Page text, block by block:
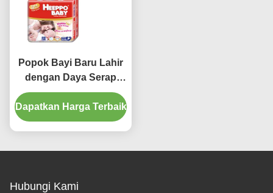
Popok Bayi Baru Lahir
dengan Daya Serap
Tinggi A Grade Magic
Tape Popok Sekali
Pakai
Dapatkan Harga Terbaik
Hubungi Kami